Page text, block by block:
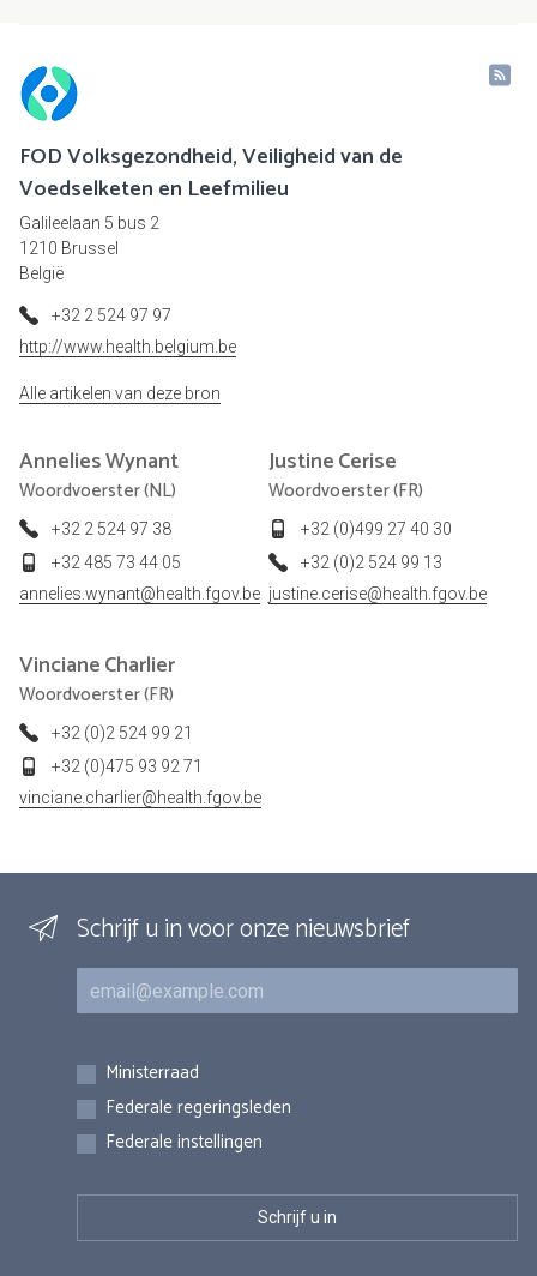
FOD Volksgezondheid, Veiligheid van de
Voedselketen en Leefmilieu
Galileelaan 5 bus 2
1210 Brussel
België
+32 2 524 97 97
http://www.health.belgium.be
Alle artikelen van deze bron
AnneliesWynant
Woordvoerster (NL)
+32 2 524 97 38
+32 485 73 44 05
annelies.wynant@health.fgov.be
JustineCerise
Woordvoerster (FR)
+32 (0)499 27 40 30
+32 (0)2 524 99 13
justine.cerise@health.fgov.be
VincianeCharlier
Woordvoerster (FR)
+32 (0)2 524 99 21
+32 (0)475 93 92 71
vinciane.charlier@health.fgov.be
Schrijf u in voor onze nieuwsbrief
E-mail
Inschrijvingen
Ministerraad
Federale regeringsleden
Federale instellingen